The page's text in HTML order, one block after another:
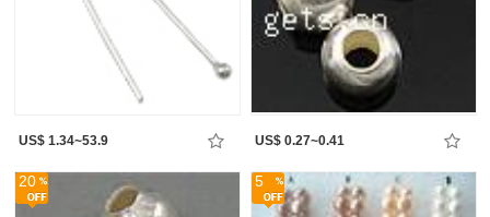
US$ 1.34~53.9 US$ 0.27~0.41
20 5